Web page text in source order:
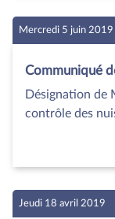
Mercredi 5 juin 2019
Communiqué
Désignation de
contrôle des
Jeudi 18 avril 2019